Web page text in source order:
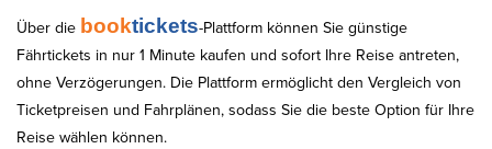
Über die booktickets-Plattform können Sie günstige
Fährtickets in nur 1 Minute kaufen und sofort Ihre Reise antreten,
ohne Verzögerungen. Die Plattform ermöglicht den Vergleich von
Ticketpreisen und Fahrplänen, sodass Sie die beste Option für Ihre
Reise wählen können.